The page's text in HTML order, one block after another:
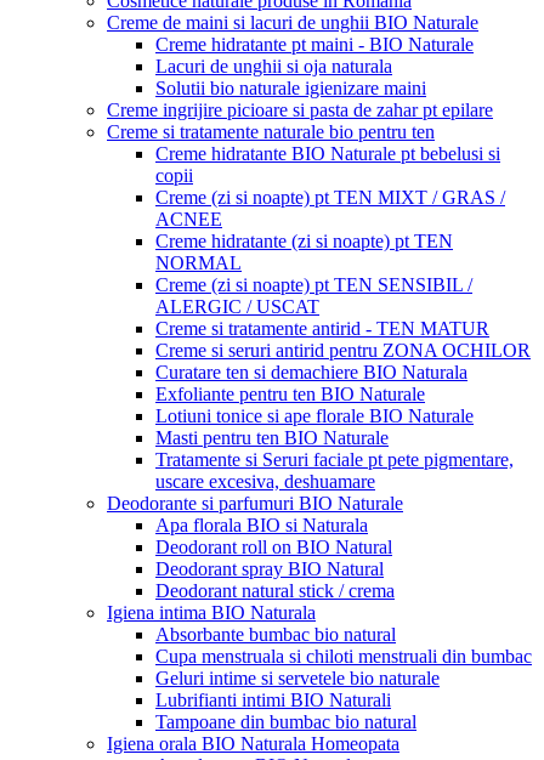
Creme de maini si lacuri de unghii BIO Naturale
Creme hidratante pt maini - BIO Naturale
Lacuri de unghii si oja naturala
Solutii bio naturale igienizare maini
Creme ingrijire picioare si pasta de zahar pt epilare
Creme si tratamente naturale bio pentru ten
Creme hidratante BIO Naturale pt bebelusi si
copii
Creme (zi si noapte) pt TEN MIXT / GRAS /
ACNEE
Creme hidratante (zi si noapte) pt TEN
NORMAL
Creme (zi si noapte) pt TEN SENSIBIL /
ALERGIC / USCAT
Creme si tratamente antirid - TEN MATUR
Creme si seruri antirid pentru ZONA OCHILOR
Curatare ten si demachiere BIO Naturala
Exfoliante pentru ten BIO Naturale
Lotiuni tonice si ape florale BIO Naturale
Masti pentru ten BIO Naturale
Tratamente si Seruri faciale pt pete pigmentare,
uscare excesiva, deshuamare
Deodorante si parfumuri BIO Naturale
Apa florala BIO si Naturala
Deodorant roll on BIO Natural
Deodorant spray BIO Natural
Deodorant natural stick / crema
Igiena intima BIO Naturala
Absorbante bumbac bio natural
Cupa menstruala si chiloti menstruali din bumbac
Geluri intime si servetele bio naturale
Lubrifianti intimi BIO Naturali
Tampoane din bumbac bio natural
Igiena orala BIO Naturala Homeopata